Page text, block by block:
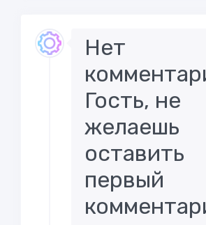
Нет
Гость, не
желаешь
оставить
первый